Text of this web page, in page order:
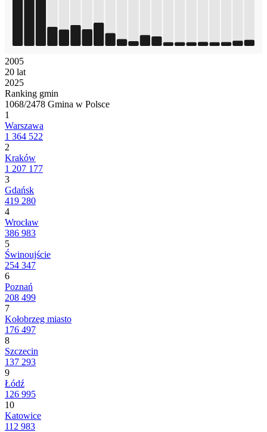
2005
20 lat
2025
Ranking gmin
1068/2478 Gmina w Polsce
1
Warszawa
1 364 522
2
Kraków
1 207 177
3
Gdańsk
419 280
4
Wrocław
386 983
5
Świnoujście
254 347
6
Poznań
208 499
7
Kołobrzeg miasto
176 497
8
Szczecin
137 293
9
Łódź
126 995
10
Katowice
112 983